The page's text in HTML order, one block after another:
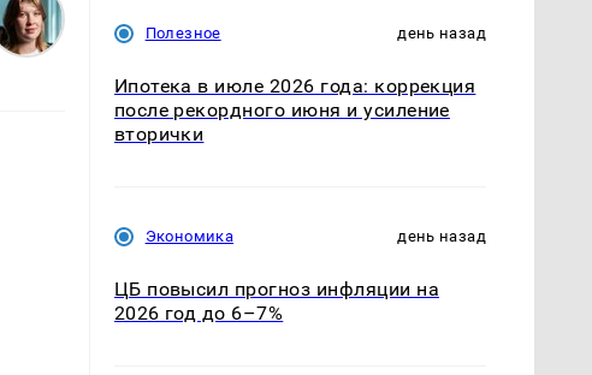
Полезное день назад
Ипотека в июле 2026 года: коррекция
после рекордного июня и усиление
вторички
Экономика день назад
ЦБ повысил прогноз инфляции на
2026 год до 6–7%